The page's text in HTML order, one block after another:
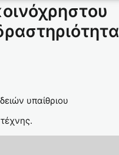
υπαίθριου